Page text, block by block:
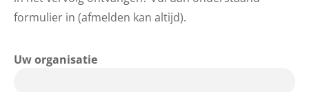
formulier in (afmelden kan altijd).
Uw organisatie